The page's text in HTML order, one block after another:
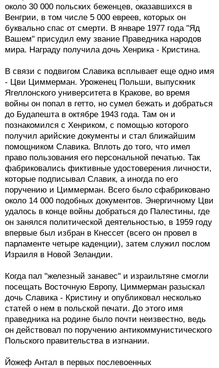
около 30 000 польских беженцев, оказавшихся в
Венгрии, в том числе 5 000 евреев, которых он
буквально спас от смерти. В январе 1977 года "Яд
Вашем" присудил ему звание Праведника народов
мира. Награду получила дочь Хенрика - Кристина.
В связи с подвигом Славика всплывает еще одно имя
- Цви Циммерман. Уроженец Польши, выпускник
Ягеллонского университета в Кракове, во время
войны он попал в гетто, но сумел бежать и добраться
до Будапешта в октябре 1943 года. Там он и
познакомился с Хенриком, с помощью которого
получил арийские документы и стал ближайшим
помощником Славика. Вплоть до того, что имел
право пользования его персональной печатью. Так
фабриковались фиктивные удостоверения личности,
которые подписывал Славик, а иногда по его
поручению и Циммерман. Всего было сфабриковано
около 14 000 подобных документов. Энергичному Цви
удалось в конце войны добраться до Палестины, где
он занялся политической деятельностью, в 1959 году
впервые был избран в Кнессет (всего он провел в
парламенте четыре каденции), затем служил послом
Израиля в Новой Зеландии.
Когда пал "железный занавес" и израильтяне смогли
посещать Восточную Европу, Циммерман разыскал
дочь Славика - Кристину и опубликовал несколько
статей о нем в польской печати. До этого имя
праведника на родине было почти неизвестно, ведь
он действовал по поручению антикоммунистического
Польского правительства в изгнании.
Йожеф Антал в первых послевоенных